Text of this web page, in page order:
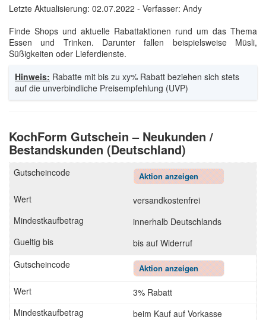
Letzte Aktualisierung: 02.07.2022 - Verfasser: Andy
Finde Shops und aktuelle Rabattaktionen rund um das Thema
Essen und Trinken. Darunter fallen beispielsweise Müsli,
Süßigkeiten oder Lieferdienste.
Hinweis: Rabatte mit bis zu xy% Rabatt beziehen sich stets
auf die unverbindliche Preisempfehlung (UVP)
KochForm Gutschein – Neukunden /
Bestandskunden (Deutschland)
Aktion anzeigen
versandkostenfrei
innerhalb Deutschlands
bis auf Widerruf
Aktion anzeigen
3% Rabatt
beim Kauf auf Vorkasse